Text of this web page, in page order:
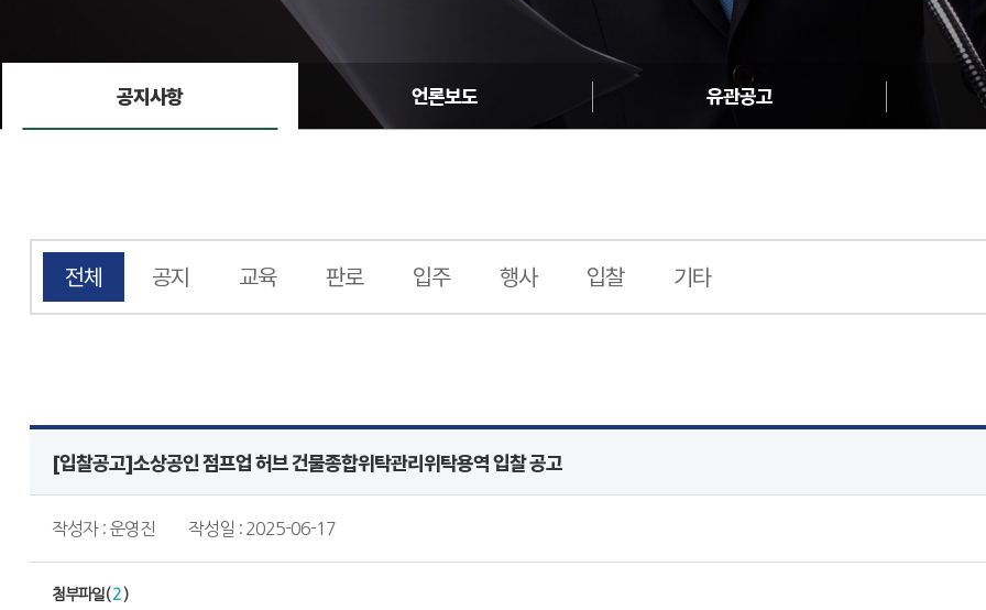
공지사항 언론보도 유관공고
전체 공지 교육 판로 입주 행사 입찰 기타
[입찰공고]소상공인 점프업 허브 건물종합위탁관리위탁용역 입찰 공고
작성자 : 운영진 작성일 : 2025-06-17
첨부파일( 2 )